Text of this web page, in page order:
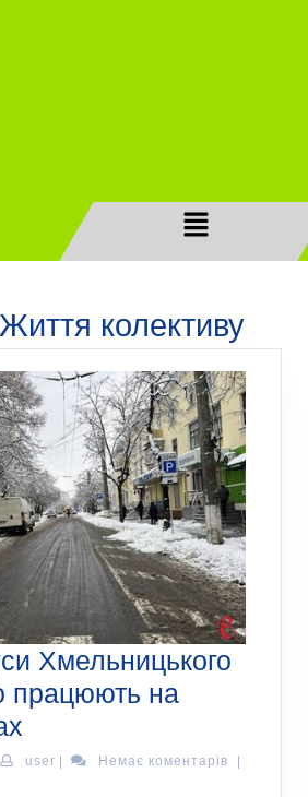
Життя колективу
Хмельницького
працюють на
user Немає коментарів